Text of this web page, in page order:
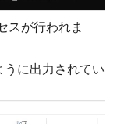
スが行われま
に出力されてい